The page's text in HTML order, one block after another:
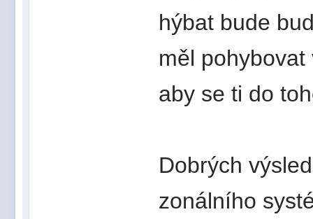
hýbat bude
měl
aby se ti do
Dobrých
zonálního